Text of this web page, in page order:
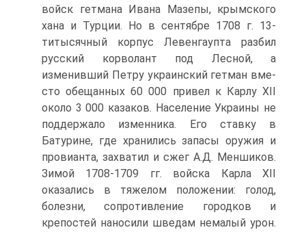
войск гетмана Ивана Мазепы, крымского
хана и Турции. Но в сентябре 1708 г. 13-
титысячный корпус Левенгаупта разбил
русский корволант под Лесной, а
изменивший Петру украинский гетман вме­
сто обещанных 60 000 привел к Карлу XII
около 3 000 ка­заков. Население Украины не
поддержало изменника. Его ставку в
Батурине, где хранились запасы оружия и
прови­анта, захватил и сжег А.Д. Меншиков.
Зимой 1708-1709 гг. войска Карла XII
оказались в тяжелом положении: голод,
болезни, сопротивление городков и
крепостей наносили шведам немалый урон.